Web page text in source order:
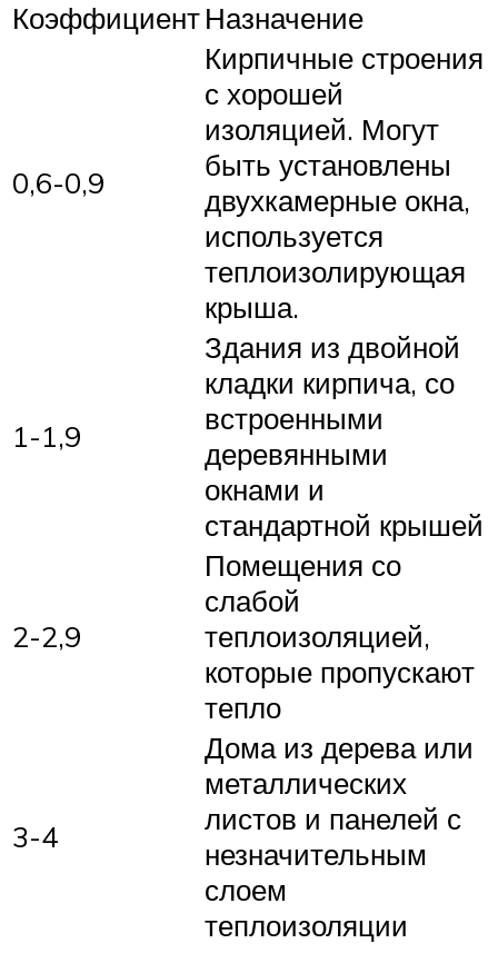
КоэффициентНазначение
0,6-0,9
Кирпичные строения
с хорошей
изоляцией. Могут
быть установлены
двухкамерные окна,
используется
теплоизолирующая
крыша.
1-1,9
Здания из двойной
кладки кирпича, со
встроенными
деревянными
окнами и
стандартной крышей
2-2,9
Помещения со
слабой
теплоизоляцией,
которые пропускают
тепло
3-4
Дома из дерева или
металлических
листов и панелей с
незначительным
слоем
теплоизоляции